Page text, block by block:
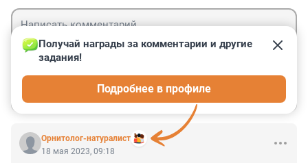
Орнитолог-натуралист
Получай награды за комментарии и другие
задания!
Подробнее в профиле
18 мая 2023, 09:18